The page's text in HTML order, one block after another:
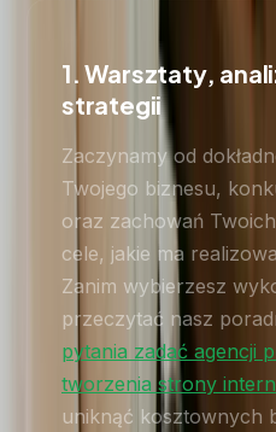
1. Warsztaty,
strategii
Zaczynamy od
Twojego biznesu,
oraz zachowań
cele, jakie ma
Zanim wybierzesz
przeczytać nasz
pytania zadać agencji
tworzenia strony
uniknąć kosztownych